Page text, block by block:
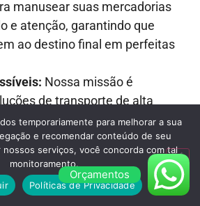
manusear suas mercadorias
e atenção, garantindo que
ao destino final em perfeitas
Nossa missão é
de transporte de alta
preços justos e competitivos.
ao cliente excepcional:
está sempre pronta para
responder a perguntas e
em todas as etapas do
Orçamentos
temporariamente para melhorar a sua
e recomendar conteúdo de seu
serviços, você concorda com tal
monitoramento.
Políticas de Privacidade